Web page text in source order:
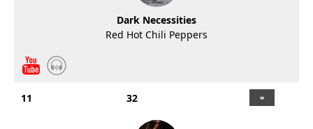
Dark Necessities
Red Hot Chili Peppers
11 32